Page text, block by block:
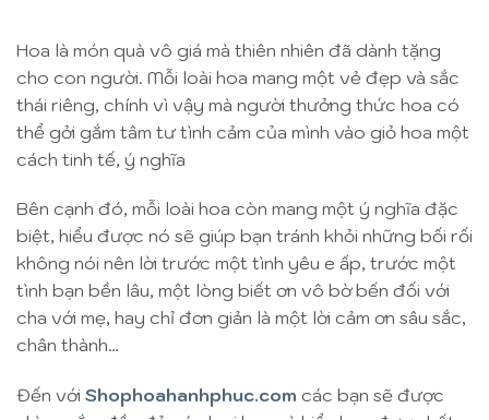
Hoa là món quà vô giá mà thiên nhiên đã dành tặng
cho con người. Mỗi loài hoa mang một vẻ đẹp và sắc
thái riêng, chính vì vậy mà người thưởng thức hoa có
thể gởi gắm tâm tư tình cảm của mình vào giỏ hoa một
cách tinh tế, ý nghĩa
Bên cạnh đó, mỗi loài hoa còn mang một ý nghĩa đặc
biệt, hiểu được nó sẽ giúp bạn tránh khỏi những bối rối
không nói nên lời trước một tình yêu e ấp, trước một
tình bạn bền lâu, một lòng biết ơn vô bờ bến đối với
cha với mẹ, hay chỉ đơn giản là một lời cảm ơn sâu sắc,
chân thành…
Đến với Shophoahanhphuc.com các bạn sẽ được